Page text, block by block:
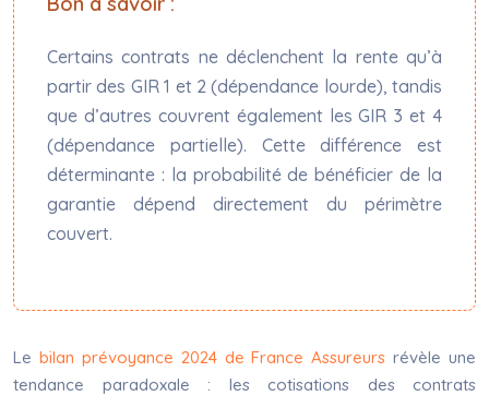
Certains contrats ne déclenchent la rente qu’à
partir des GIR 1 et 2 (dépendance lourde), tandis
que d’autres couvrent également les GIR 3 et 4
(dépendance partielle). Cette différence est
déterminante : la probabilité de bénéficier de la
garantie dépend directement du périmètre
couvert.
Le bilan prévoyance 2024 de France Assureurs révèle une
tendance paradoxale : les cotisations des contrats